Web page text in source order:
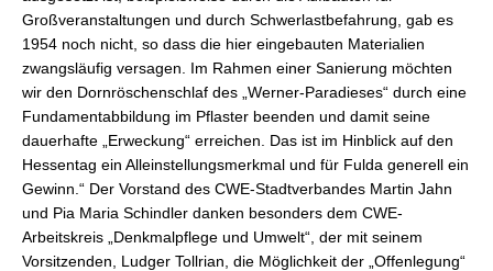
Großveranstaltungen und durch Schwerlastbefahrung, gab es
1954 noch nicht, so dass die hier eingebauten Materialien
zwangsläufig versagen. Im Rahmen einer Sanierung möchten
wir den Dornröschenschlaf des „Werner-Paradieses“ durch eine
Fundamentabbildung im Pflaster beenden und damit seine
dauerhafte „Erweckung“ erreichen. Das ist im Hinblick auf den
Hessentag ein Alleinstellungsmerkmal und für Fulda generell ein
Gewinn.“ Der Vorstand des CWE-Stadtverbandes Martin Jahn
und Pia Maria Schindler danken besonders dem CWE-
Arbeitskreis „Denkmalpflege und Umwelt“, der mit seinem
Vorsitzenden, Ludger Tollrian, die Möglichkeit der „Offenlegung“